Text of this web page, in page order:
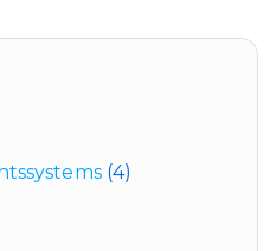
(4)